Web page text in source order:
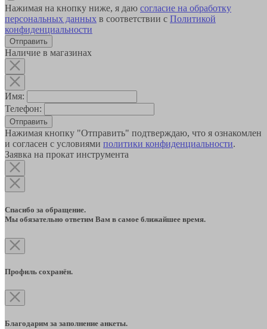
Нажимая на кнопку ниже, я даю согласие на обработку
персональных данных в соответствии с Политикой
конфиденциальности
Наличие в магазинах
Имя:
Телефон:
Отправить
Нажимая кнопку "Отправить" подтверждаю, что я ознакомлен
и согласен с условиями политики конфиденциальности.
Заявка на прокат инструмента
Спасибо за обращение.
Мы обязательно ответим Вам в самое ближайшее время.
Профиль сохранён.
Благодарим за заполнение анкеты.